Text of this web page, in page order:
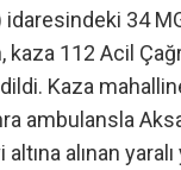
34
kaza 112 Acil
Kaza
ambulansla
altına alınan